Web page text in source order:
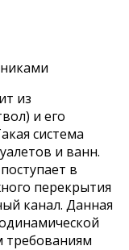
из
и его
система
и ванн.
в
перекрытия
канал. Данная
требованиям